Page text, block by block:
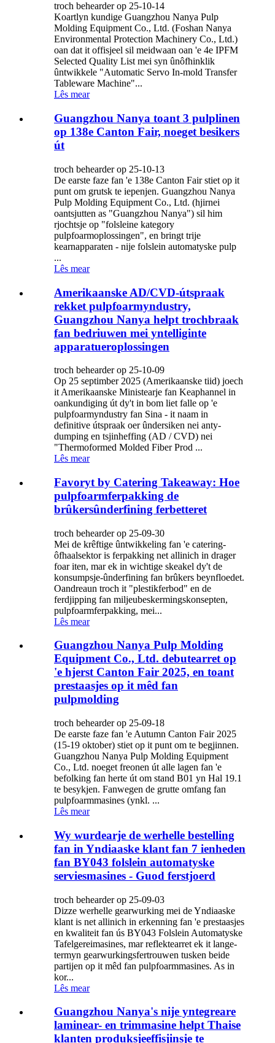
troch behearder op 25-10-14
Koartlyn kundige Guangzhou Nanya Pulp
Molding Equipment Co., Ltd. (Foshan Nanya
Environmental Protection Machinery Co., Ltd.)
oan dat it offisjeel sil meidwaan oan 'e 4e IPFM
Selected Quality List mei syn ûnôfhinklik
ûntwikkele "Automatic Servo In-mold Transfer
Tableware Machine"...
Lês mear
Guangzhou Nanya toant 3 pulplinen
op 138e Canton Fair, noeget besikers
út
troch behearder op 25-10-13
De earste faze fan 'e 138e Canton Fair stiet op it
punt om grutsk te iepenjen. Guangzhou Nanya
Pulp Molding Equipment Co., Ltd. (hjirnei
oantsjutten as "Guangzhou Nanya") sil him
rjochtsje op "folsleine kategory
pulpfoarmoplossingen", en bringt trije
kearnapparaten - nije folslein automatyske pulp
...
Lês mear
Amerikaanske AD/CVD-útspraak
rekket pulpfoarmyndustry,
Guangzhou Nanya helpt trochbraak
fan bedriuwen mei yntelliginte
apparatueroplossingen
troch behearder op 25-10-09
Op 25 septimber 2025 (Amerikaanske tiid) joech
it Amerikaanske Ministearje fan Keaphannel in
oankundiging út dy't in bom liet falle op 'e
pulpfoarmyndustry fan Sina - it naam in
definitive útspraak oer ûndersiken nei anty-
dumping en tsjinheffing (AD / CVD) nei
"Thermoformed Molded Fiber Prod ...
Lês mear
Favoryt by Catering Takeaway: Hoe
pulpfoarmferpakking de
brûkersûnderfining ferbetteret
troch behearder op 25-09-30
Mei de krêftige ûntwikkeling fan 'e catering-
ôfhaalsektor is ferpakking net allinich in drager
foar iten, mar ek in wichtige skeakel dy't de
konsumpsje-ûnderfining fan brûkers beynfloedet.
Oandreaun troch it "plestikferbod" en de
ferdjipping fan miljeubeskermingskonsepten,
pulpfoarmferpakking, mei...
Lês mear
Guangzhou Nanya Pulp Molding
Equipment Co., Ltd. debutearret op
'e hjerst Canton Fair 2025, en toant
prestaasjes op it mêd fan
pulpmolding
troch behearder op 25-09-18
De earste faze fan 'e Autumn Canton Fair 2025
(15-19 oktober) stiet op it punt om te begjinnen.
Guangzhou Nanya Pulp Molding Equipment
Co., Ltd. noeget freonen út alle lagen fan 'e
befolking fan herte út om stand B01 yn Hal 19.1
te besykjen. Fanwegen de grutte omfang fan
pulpfoarmmasines (ynkl. ...
Lês mear
Wy wurdearje de werhelle bestelling
fan in Yndiaaske klant fan 7 ienheden
fan BY043 folslein automatyske
serviesmasines - Guod ferstjoerd
troch behearder op 25-09-03
Dizze werhelle gearwurking mei de Yndiaaske
klant is net allinich in erkenning fan 'e prestaasjes
en kwaliteit fan ús BY043 Folslein Automatyske
Tafelgereimasines, mar reflektearret ek it lange-
termyn gearwurkingsfertrouwen tusken beide
partijen op it mêd fan pulpfoarmmasines. As in
kor...
Lês mear
Guangzhou Nanya's nije yntegreare
laminear- en trimmasine helpt Thaise
klanten produksjeeffisjinsje te